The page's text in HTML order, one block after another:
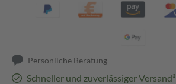
Persönliche Beratung
Schneller und zuverlässiger Versand³